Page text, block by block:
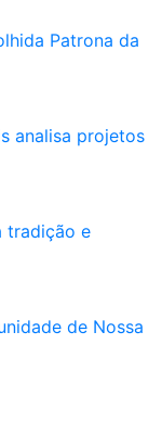
Patrona da
analisa projetos
tradição e
de Nossa